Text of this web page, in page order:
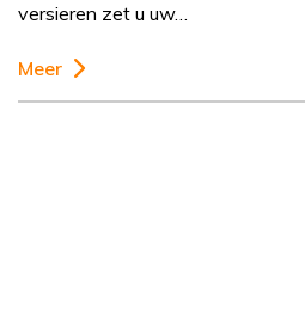
versieren zet u uw…
Meer